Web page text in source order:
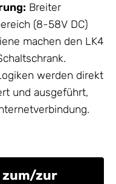
Breiter
(8-58V DC)
machen den LK4
werden direkt
und ausgeführt,
zum/zur